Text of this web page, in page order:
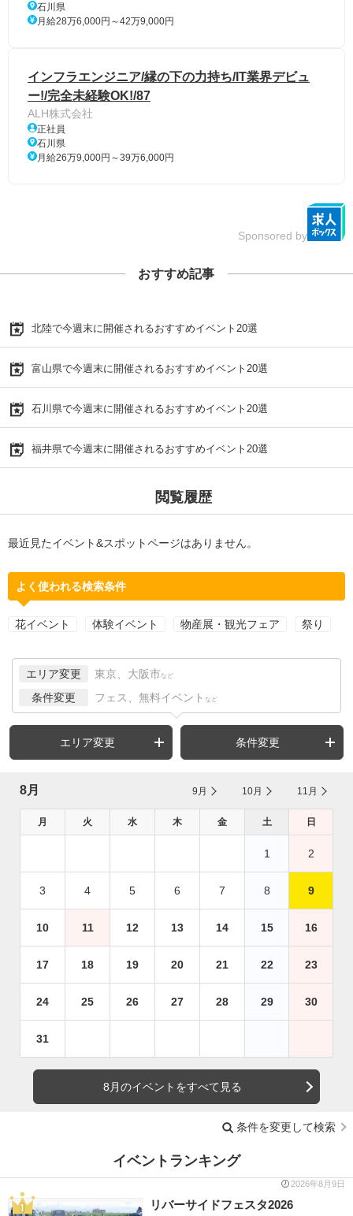
石川県
月給28万6,000円～42万9,000円
インフラエンジニア/縁の下の力持ち/IT業界デビュ
ー!/完全未経験OK!/87
ALH株式会社
正社員
石川県
月給26万9,000円～39万6,000円
Sponsored by
おすすめ記事
北陸で今週末に開催されるおすすめイベント20選
富山県で今週末に開催されるおすすめイベント20選
石川県で今週末に開催されるおすすめイベント20選
福井県で今週末に開催されるおすすめイベント20選
閲覧履歴
最近見たイベント&スポットページはありません。
よく使われる検索条件
花イベント 体験イベント 物産展・観光フェア 祭り
エリア変更 東京、大阪市 など
条件変更 フェス、無料イベント など
エリア変更 条件変更
8月 9月 10月 11月
月 火 水 木 金 土 日
1 2
3 4 5 6 7 8 9
10 11 12 13 14 15 16
17 18 19 20 21 22 23
24 25 26 27 28 29 30
31
8月のイベントをすべて見る
条件を変更して検索
イベントランキング
2026年8月9日
リバーサイドフェスタ2026